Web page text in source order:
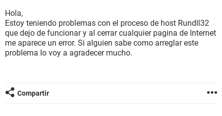
Hola,
Estoy teniendo problemas con el proceso de host Rundll32
que dejo de funcionar y al cerrar cualquier pagina de Internet
me aparece un error. Si alguien sabe como arreglar este
problema lo voy a agradecer mucho.
Compartir